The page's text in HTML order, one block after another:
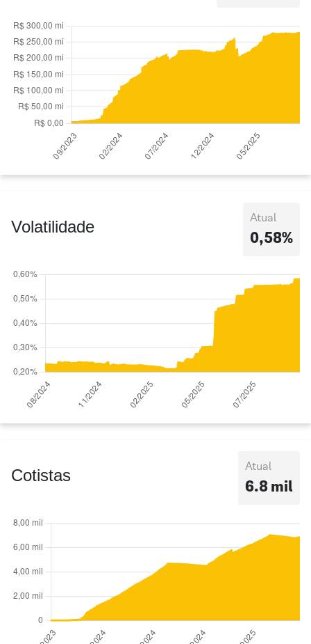
Volatilidade Atual
0,58%
Cotistas Atual
6.8 mil